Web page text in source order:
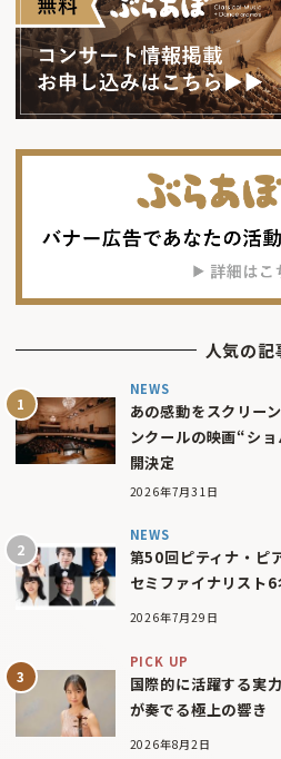
人気の記
NEWS
あの感動をスクリー
ンクールの映画“シ
開決定
2026年7月31日
NEWS
第50回ピティナ・ピ
セミファイナリスト
2026年7月29日
PICK UP
国際的に活躍する実
が奏でる極上の響き
2026年8月2日